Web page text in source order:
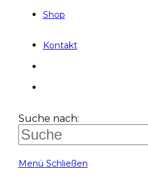
Shop
Kontakt
Suche nach:
Menü Schließen